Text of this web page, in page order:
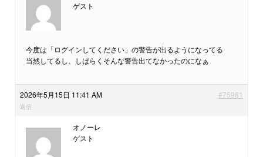
ゲスト
今度は「ログインしてください」の警告が出るようになってる
当然してるし、しばらくそんな警告出てなかったのになぁ
2026年5月15日 11:41 AM #75981
返信
オノーレ
ゲスト